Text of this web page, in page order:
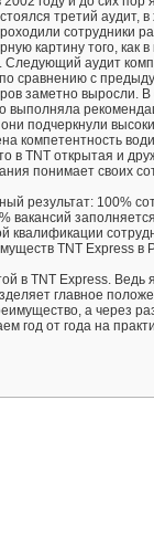
третий аудит,
сотрудники
картину того, как
аудит
сравнению с
заметно выросли.
выполняла
подчеркнули
компетентность
в TNT открытая и
понимает своих
результат: 100%
квалификации
TNT Express в
в TNT Express. Ведь
главное
а через
год от года на